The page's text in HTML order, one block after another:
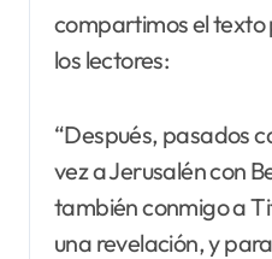
compartimos el
los lectores:
“Después, pasados
vez a Jerusalén con
también conmigo a
una revelación, y